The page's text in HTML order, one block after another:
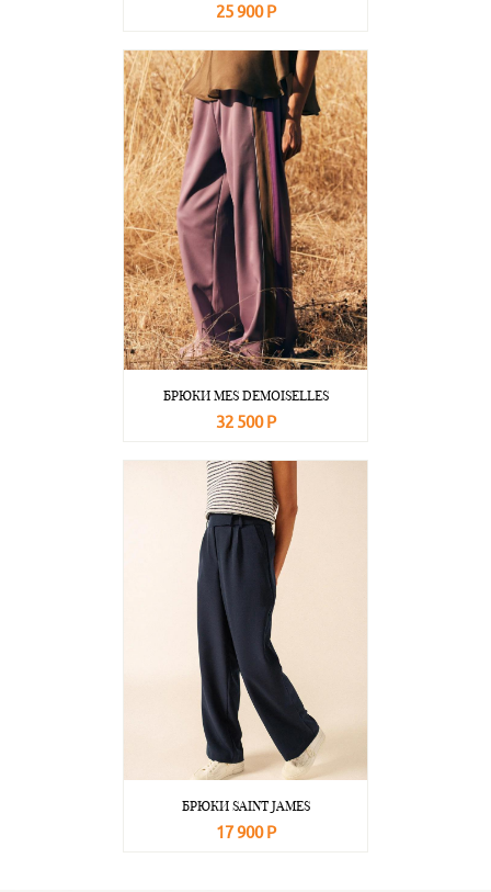
25 900 Р
БРЮКИ MES DEMOISELLES
32 500 Р
БРЮКИ SAINT JAMES
17 900 Р